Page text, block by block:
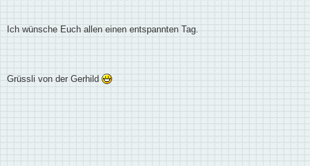
Ich wünsche Euch allen einen entspannten Tag.
Grüssli von der Gerhild